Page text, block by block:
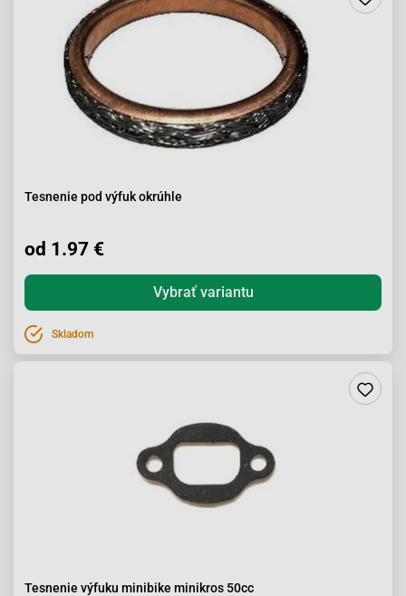
Tesnenie pod výfuk okrúhle
od 1.97 €
Vybrať variantu
Skladom
Tesnenie výfuku minibike minikros 50cc